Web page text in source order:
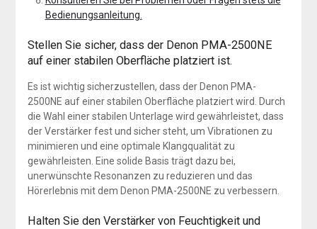
Bedienungsanleitung.
Stellen Sie sicher, dass der Denon PMA-2500NE
auf einer stabilen Oberfläche platziert ist.
Es ist wichtig sicherzustellen, dass der Denon PMA-
2500NE auf einer stabilen Oberfläche platziert wird. Durch
die Wahl einer stabilen Unterlage wird gewährleistet, dass
der Verstärker fest und sicher steht, um Vibrationen zu
minimieren und eine optimale Klangqualität zu
gewährleisten. Eine solide Basis trägt dazu bei,
unerwünschte Resonanzen zu reduzieren und das
Hörerlebnis mit dem Denon PMA-2500NE zu verbessern.
Halten Sie den Verstärker von Feuchtigkeit und